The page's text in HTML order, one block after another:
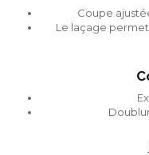
Coupe
Le laçage